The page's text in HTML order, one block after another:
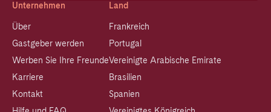
Unternehmen
Über
Gastgeber werden
Werben Sie Ihre Freunde
Karriere
Kontakt
Land
Frankreich
Portugal
Vereinigte Arabische Emirate
Brasilien
Spanien